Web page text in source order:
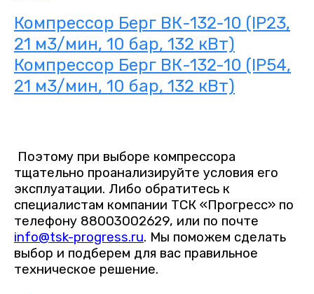
Компрессор Берг ВК-132-10 (IP23,
21 м3/мин, 10 бар, 132 кВт)
Компрессор Берг ВК-132-10 (IP54,
21 м3/мин, 10 бар, 132 кВт)
Поэтому при выборе компрессора
тщательно проанализируйте условия его
эксплуатации. Либо обратитесь к
специалистам компании ТСК «Прогресс» по
телефону 88003002629, или по почте
info@tsk-progress.ru. Мы поможем сделать
выбор и подберем для вас правильное
техническое решение.